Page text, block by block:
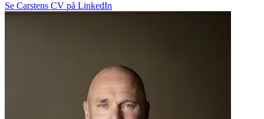
Se Carstens CV på LinkedIn